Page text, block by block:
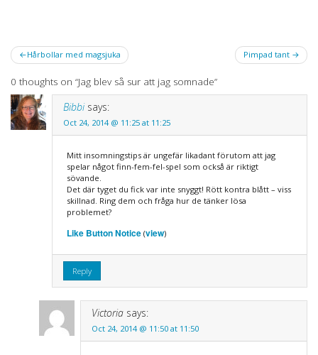
Post
navigation
Hårbollar med magsjuka Pimpad tant
0 thoughts on “Jag blev så sur att jag somnade”
Bibbi says:
Oct 24, 2014 @ 11:25 at 11:25
Mitt insomningstips är ungefär likadant förutom att jag
spelar något finn-fem-fel-spel som också är riktigt
sövande.
Det där tyget du fick var inte snyggt! Rött kontra blått – viss
skillnad. Ring dem och fråga hur de tänker lösa
problemet?
Like Button Notice(view)
Reply
Victoria says:
Oct 24, 2014 @ 11:50 at 11:50